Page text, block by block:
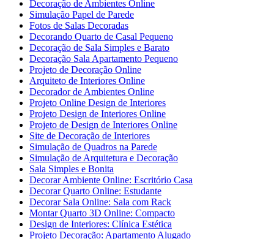
Decoração de Ambientes Online
Simulação Papel de Parede
Fotos de Salas Decoradas
Decorando Quarto de Casal Pequeno
Decoração de Sala Simples e Barato
Decoração Sala Apartamento Pequeno
Projeto de Decoração Online
Arquiteto de Interiores Online
Decorador de Ambientes Online
Projeto Online Design de Interiores
Projeto Design de Interiores Online
Projeto de Design de Interiores Online
Site de Decoração de Interiores
Simulação de Quadros na Parede
Simulação de Arquitetura e Decoração
Sala Simples e Bonita
Decorar Ambiente Online: Escritório Casa
Decorar Quarto Online: Estudante
Decorar Sala Online: Sala com Rack
Montar Quarto 3D Online: Compacto
Design de Interiores: Clínica Estética
Projeto Decoração: Apartamento Alugado